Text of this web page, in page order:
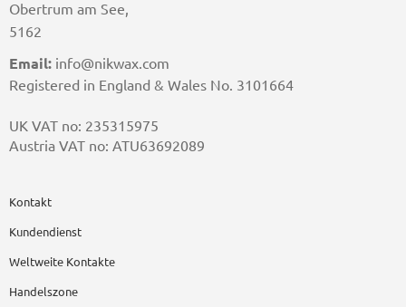
Obertrum am See,
5162
Email: info@nikwax.com
Registered in England & Wales No. 3101664
UK VAT no: 235315975
Austria VAT no: ATU63692089
Kontakt
Kundendienst
Weltweite Kontakte
Handelszone